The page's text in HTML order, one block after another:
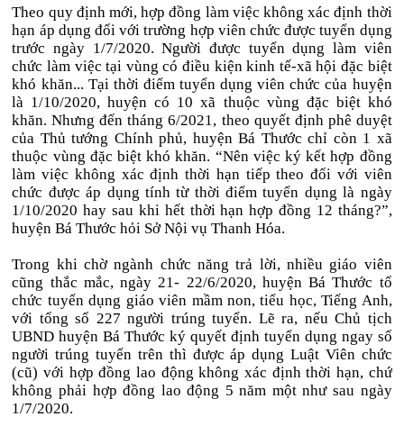
Theo quy định mới, hợp đồng làm việc không xác định thời
hạn áp dụng đối với trường hợp viên chức được tuyển dụng
trước ngày 1/7/2020. Người được tuyển dụng làm viên
chức làm việc tại vùng có điều kiện kinh tế-xã hội đặc biệt
khó khăn... Tại thời điểm tuyển dụng viên chức của huyện
là 1/10/2020, huyện có 10 xã thuộc vùng đặc biệt khó
khăn. Nhưng đến tháng 6/2021, theo quyết định phê duyệt
của Thủ tướng Chính phủ, huyện Bá Thước chỉ còn 1 xã
thuộc vùng đặc biệt khó khăn. “Nên việc ký kết hợp đồng
làm việc không xác định thời hạn tiếp theo đối với viên
chức được áp dụng tính từ thời điểm tuyển dụng là ngày
1/10/2020 hay sau khi hết thời hạn hợp đồng 12 tháng?”,
huyện Bá Thước hỏi Sở Nội vụ Thanh Hóa.
Trong khi chờ ngành chức năng trả lời, nhiều giáo viên
cũng thắc mắc, ngày 21- 22/6/2020, huyện Bá Thước tổ
chức tuyển dụng giáo viên mầm non, tiểu học, Tiếng Anh,
với tổng số 227 người trúng tuyển. Lẽ ra, nếu Chủ tịch
UBND huyện Bá Thước ký quyết định tuyển dụng ngay số
người trúng tuyển trên thì được áp dụng Luật Viên chức
(cũ) với hợp đồng lao động không xác định thời hạn, chứ
không phải hợp đồng lao động 5 năm một như sau ngày
1/7/2020.